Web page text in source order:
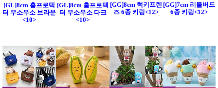
[GL]8cm 홈프로텍
터 우소우소 브라운
<10>
[GL]8cm 홈프로텍
터 우소우소 다크
<10>
[GG]8cm 럭키프렌
즈 6종 키링<12>
[GG]7cm 리틀버드
6종 키링<12>